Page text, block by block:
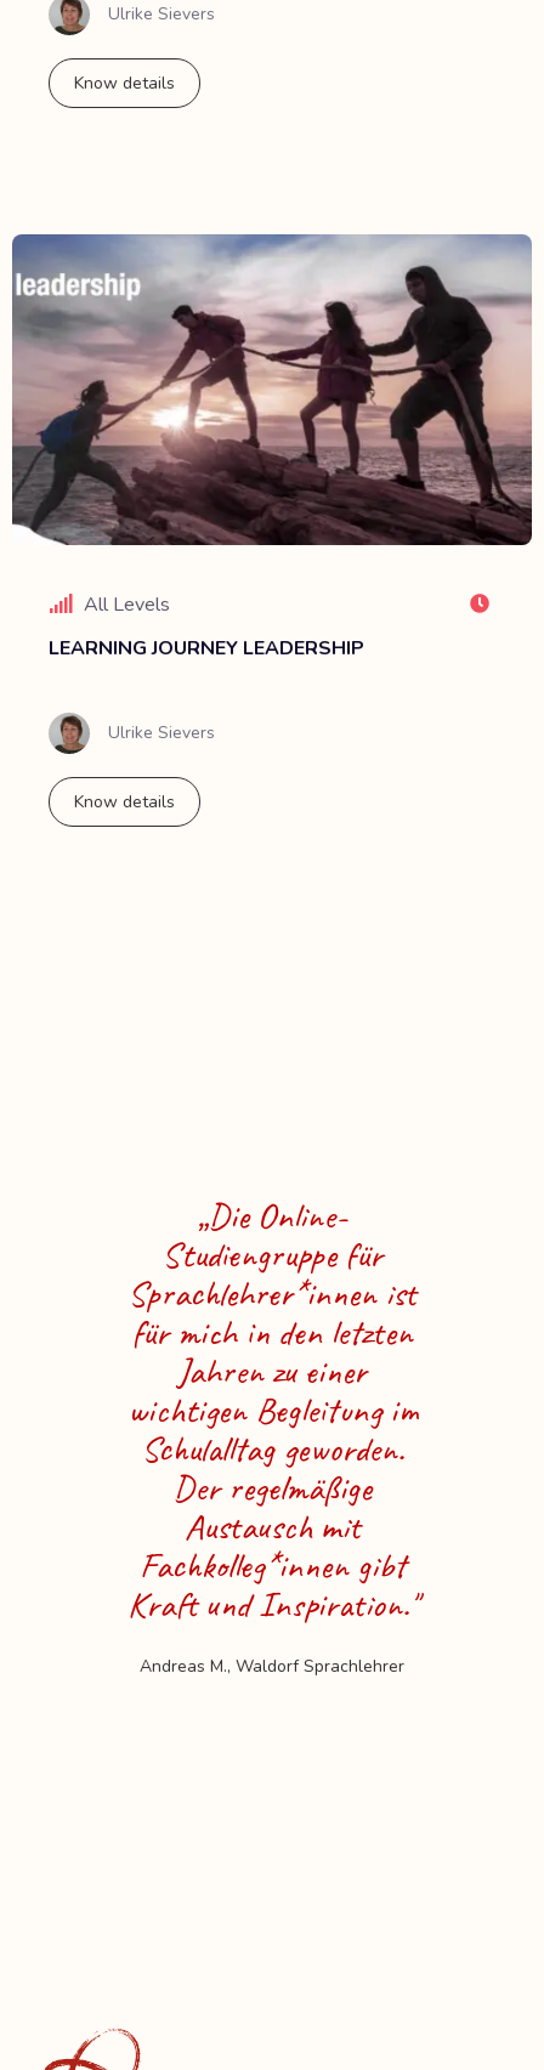
Ulrike Sievers
Know details
All Levels
LEARNING JOURNEY LEADERSHIP
Ulrike Sievers
Know details
„Die Online-
Studiengruppe für
Sprachlehrer*innen ist
für mich in den letzten
Jahren zu einer
wichtigen Begleitung im
Schulalltag geworden.
Der regelmäßige
Austausch mit
Fachkolleg*innen gibt
Kraft und Inspiration."
Andreas M., Waldorf Sprachlehrer